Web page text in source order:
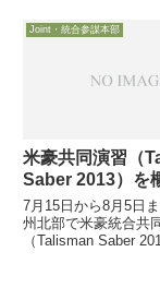
派遣した視察団のレ
Joint・統合参謀本部
米豪共同演習（
Saber 2013）を
7月15日から8月5日
州北部で米豪統合共
（Talisman Saber